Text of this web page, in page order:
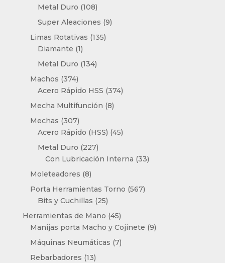
productos
Metal Duro 108108
productos
Super Aleaciones 99
Limas Rotativas 135135
Diamante 11
producto
Metal Duro 134134
Machos 374374
productos
Acero Rápido HSS 374374
Mecha Multifunción 88
Mechas 307307
productos
Acero Rápido (HSS) 4545
Metal Duro 227227
productos
Con Lubricación Interna 3333
Moleteadores 88
productos
Porta Herramientas Torno 567567
Bits y Cuchillas 2525
productos
Herramientas de Mano 4545
productos
Manijas porta Macho y Cojinete 99
Máquinas Neumáticas 77
Rebarbadores 1313